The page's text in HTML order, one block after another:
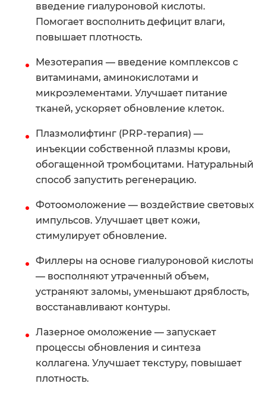
введение гиалуроновой кислоты.
Помогает восполнить дефицит влаги,
повышает плотность.
Мезотерапия — введение комплексов с
витаминами, аминокислотами и
микроэлементами. Улучшает питание
тканей, ускоряет обновление клеток.
Плазмолифтинг (PRP-терапия) —
инъекции собственной плазмы крови,
обогащенной тромбоцитами. Натуральный
способ запустить регенерацию.
Фотоомоложение — воздействие световых
импульсов. Улучшает цвет кожи,
стимулирует обновление.
Филлеры на основе гиалуроновой кислоты
— восполняют утраченный объем,
устраняют заломы, уменьшают дряблость,
восстанавливают контуры.
Лазерное омоложение — запускает
процессы обновления и синтеза
коллагена. Улучшает текстуру, повышает
плотность.